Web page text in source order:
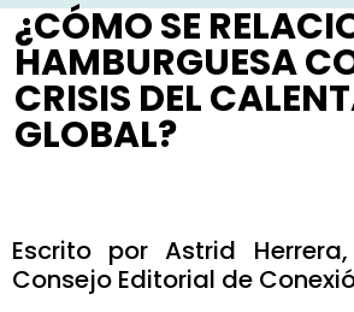
¿CÓMO SE
HAMBURGUESA
CRISIS DEL
GLOBAL?
Escrito por Astrid
Consejo Editorial de